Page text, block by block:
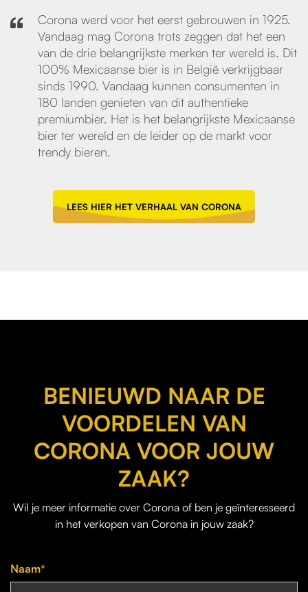
Corona werd voor het eerst gebrouwen in 1925.
Vandaag mag Corona trots zeggen dat het een
van de drie belangrijkste merken ter wereld is. Dit
100% Mexicaanse bier is in België verkrijgbaar
sinds 1990. Vandaag kunnen consumenten in
180 landen genieten van dit authentieke
premiumbier. Het is het belangrijkste Mexicaanse
bier ter wereld en de leider op de markt voor
trendy bieren.
LEES HIER HET VERHAAL VAN CORONA
BENIEUWD NAAR DE
VOORDELEN VAN
CORONA VOOR JOUW
ZAAK?
Wil je meer informatie over Corona of ben je geïnteresseerd
in het verkopen van Corona in jouw zaak?
Naam*